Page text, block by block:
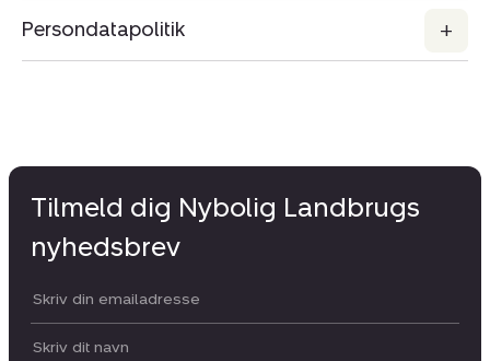
Persondatapolitik
Tilmeld dig Nybolig Landbrugs
nyhedsbrev
Din email:
Dit navn: